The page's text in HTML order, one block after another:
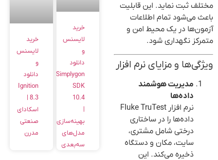
مختلف ثبت نماید. این قابلیت
باعث می‌شود تمام اطلاعات
آزمون‌ها در یک محیط امن و
متمرکز نگهداری شود.
ویژگی‌ها و مزایای نرم افزار
مدیریت هوشمند
داده‌ها
نرم افزار Fluke TruTest
داده‌ها را در ساختاری
درختی شامل مشتری،
سایت، مکان و دستگاه
ذخیره می‌کند. این
خرید
لایسنس
و
دانلود
Simplygon
SDK
10.4
بهینه‌سازی
مدل‌های
سه‌بعدی
خرید
لایسنس
و
دانلود
Ignition
اسکادای
صنعتی
مدرن